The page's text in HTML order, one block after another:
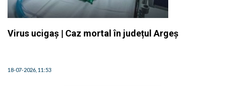
Virus ucigaș | Caz mortal în județul Argeș
18-07-2026, 11:53